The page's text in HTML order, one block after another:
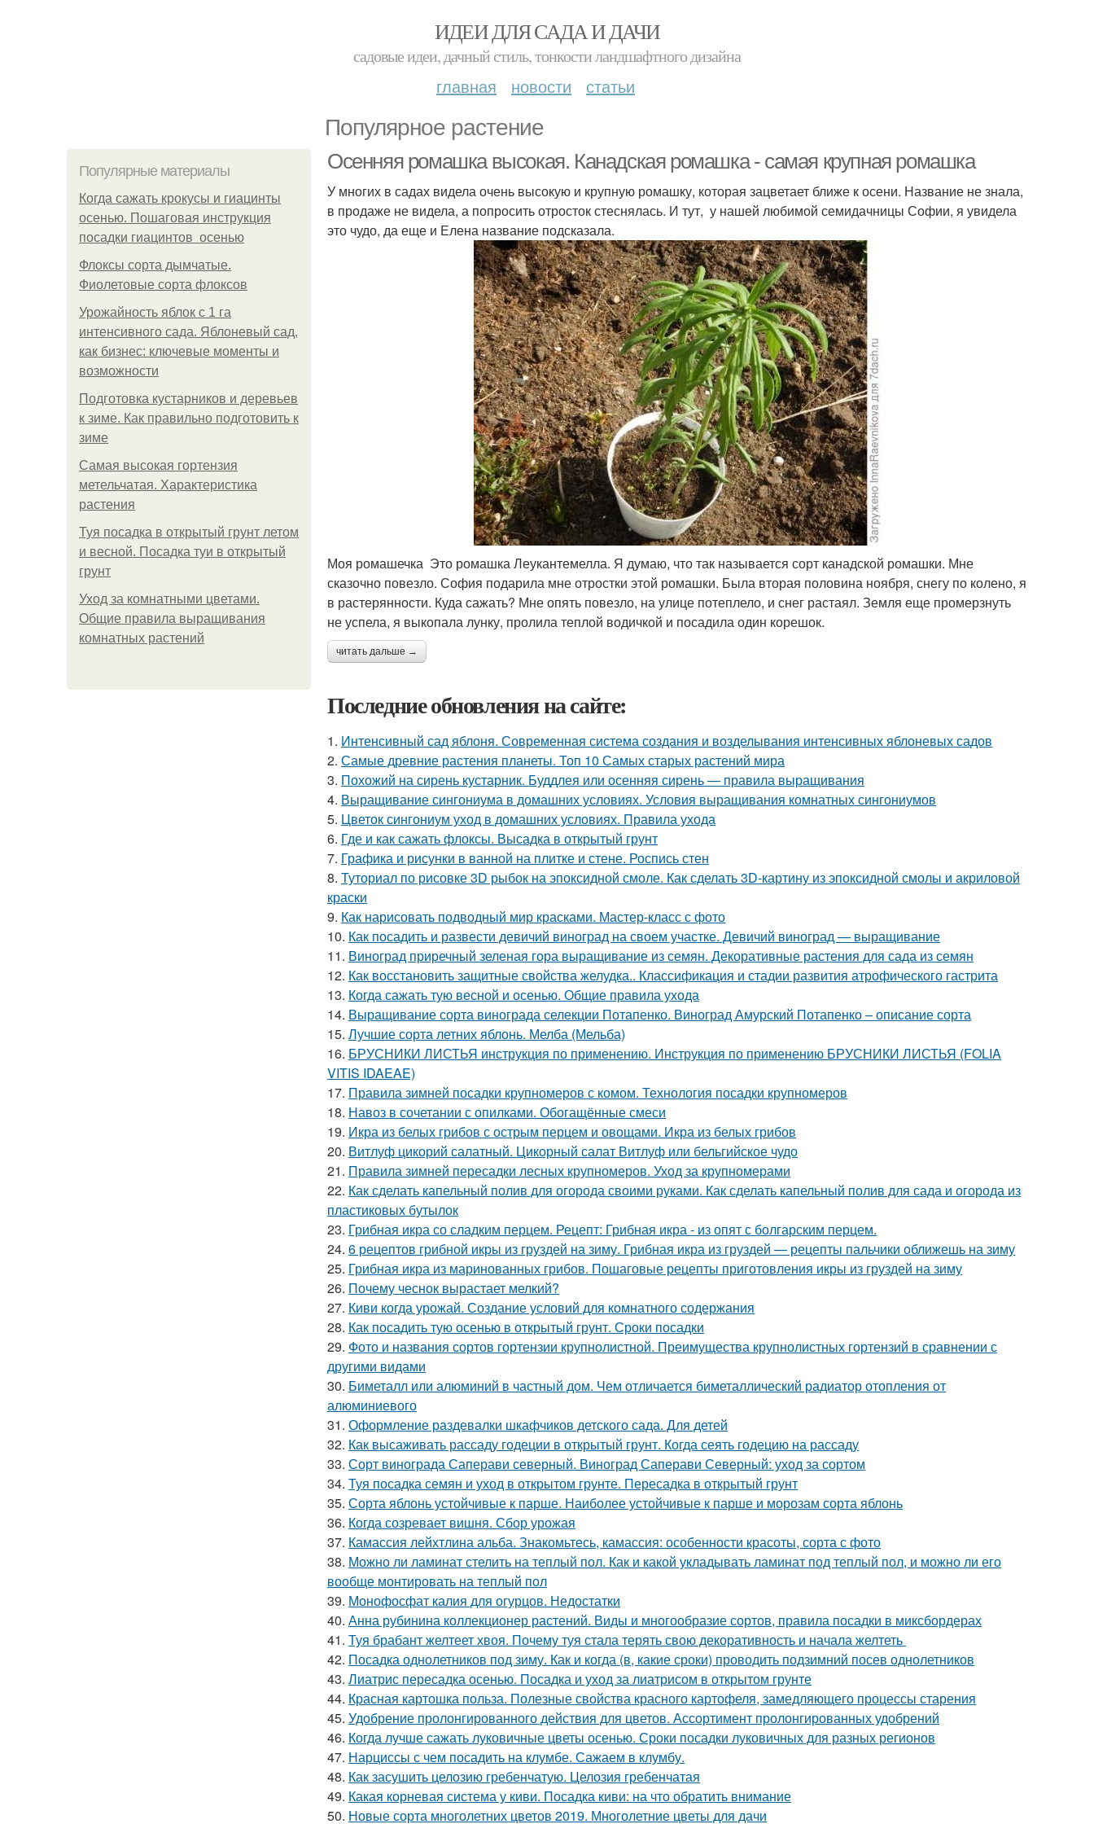
ИДЕИ ДЛЯ САДА И ДАЧИ
садовые идеи, дачный стиль, тонкости ландшафтного дизайна
главная новости статьи
Популярное растение
Популярные материалы
Когда сажать крокусы и гиацинты
осенью. Пошаговая инструкция
посадки гиацинтов осенью
Флоксы сорта дымчатые.
Фиолетовые сорта флоксов
Урожайность яблок с 1 га
интенсивного сада. Яблоневый сад,
как бизнес: ключевые моменты и
возможности
Подготовка кустарников и деревьев
к зиме. Как правильно подготовить к
зиме
Самая высокая гортензия
метельчатая. Характеристика
растения
Туя посадка в открытый грунт летом
и весной. Посадка туи в открытый
грунт
Уход за комнатными цветами.
Общие правила выращивания
комнатных растений
Осенняя ромашка высокая. Канадская ромашка - самая крупная ромашка
У многих в садах видела очень высокую и крупную ромашку, которая зацветает ближе к осени. Название не знала,
в продаже не видела, а попросить отросток стеснялась. И тут, у нашей любимой семидачницы Софии, я увидела
это чудо, да еще и Елена название подсказала.
Моя ромашечка Это ромашка Леукантемелла. Я думаю, что так называется сорт канадской ромашки. Мне
сказочно повезло. София подарила мне отростки этой ромашки. Была вторая половина ноября, снегу по колено, я
в растерянности. Куда сажать? Мне опять повезло, на улице потеплело, и снег растаял. Земля еще промерзнуть
не успела, я выкопала лунку, пролила теплой водичкой и посадила один корешок.
читать дальше →
Последние обновления на сайте:
1. Интенсивный сад яблоня. Современная система создания и возделывания интенсивных яблоневых садов
2. Самые древние растения планеты. Топ 10 Самых старых растений мира
3. Похожий на сирень кустарник. Буддлея или осенняя сирень — правила выращивания
4. Выращивание сингониума в домашних условиях. Условия выращивания комнатных сингониумов
5. Цветок сингониум уход в домашних условиях. Правила ухода
6. Где и как сажать флоксы. Высадка в открытый грунт
7. Графика и рисунки в ванной на плитке и стене. Роспись стен
8. Туториал по рисовке 3D рыбок на эпоксидной смоле. Как сделать 3D-картину из эпоксидной смолы и акриловой
краски
9. Как нарисовать подводный мир красками. Мастер-класс с фото
10. Как посадить и развести девичий виноград на своем участке. Девичий виноград — выращивание
11. Виноград приречный зеленая гора выращивание из семян. Декоративные растения для сада из семян
12. Как восстановить защитные свойства желудка.. Классификация и стадии развития атрофического гастрита
13. Когда сажать тую весной и осенью. Общие правила ухода
14. Выращивание сорта винограда селекции Потапенко. Виноград Амурский Потапенко – описание сорта
15. Лучшие сорта летних яблонь. Мелба (Мельба)
16. БРУСНИКИ ЛИСТЬЯ инструкция по применению. Инструкция по применению БРУСНИКИ ЛИСТЬЯ (FOLIA
VITIS IDAEAE)
17. Правила зимней посадки крупномеров с комом. Технология посадки крупномеров
18. Навоз в сочетании с опилками. Обогащённые смеси
19. Икра из белых грибов с острым перцем и овощами. Икра из белых грибов
20. Витлуф цикорий салатный. Цикорный салат Витлуф или бельгийское чудо
21. Правила зимней пересадки лесных крупномеров. Уход за крупномерами
22. Как сделать капельный полив для огорода своими руками. Как сделать капельный полив для сада и огорода из
пластиковых бутылок
23. Грибная икра со сладким перцем. Рецепт: Грибная икра - из опят с болгарским перцем.
24. 6 рецептов грибной икры из груздей на зиму. Грибная икра из груздей — рецепты пальчики оближешь на зиму
25. Грибная икра из маринованных грибов. Пошаговые рецепты приготовления икры из груздей на зиму
26. Почему чеснок вырастает мелкий?
27. Киви когда урожай. Создание условий для комнатного содержания
28. Как посадить тую осенью в открытый грунт. Сроки посадки
29. Фото и названия сортов гортензии крупнолистной. Преимущества крупнолистных гортензий в сравнении с
другими видами
30. Биметалл или алюминий в частный дом. Чем отличается биметаллический радиатор отопления от
алюминиевого
31. Оформление раздевалки шкафчиков детского сада. Для детей
32. Как высаживать рассаду годеции в открытый грунт. Когда сеять годецию на рассаду
33. Сорт винограда Саперави северный. Виноград Саперави Северный: уход за сортом
34. Туя посадка семян и уход в открытом грунте. Пересадка в открытый грунт
35. Сорта яблонь устойчивые к парше. Наиболее устойчивые к парше и морозам сорта яблонь
36. Когда созревает вишня. Сбор урожая
37. Камассия лейхтлина альба. Знакомьтесь, камассия: особенности красоты, сорта с фото
38. Можно ли ламинат стелить на теплый пол. Как и какой укладывать ламинат под теплый пол, и можно ли его
вообще монтировать на теплый пол
39. Монофосфат калия для огурцов. Недостатки
40. Анна рубинина коллекционер растений. Виды и многообразие сортов, правила посадки в миксбордерах
41. Туя брабант желтеет хвоя. Почему туя стала терять свою декоративность и начала желтеть
42. Посадка однолетников под зиму. Как и когда (в, какие сроки) проводить подзимний посев однолетников
43. Лиатрис пересадка осенью. Посадка и уход за лиатрисом в открытом грунте
44. Красная картошка польза. Полезные свойства красного картофеля, замедляющего процессы старения
45. Удобрение пролонгированного действия для цветов. Ассортимент пролонгированных удобрений
46. Когда лучше сажать луковичные цветы осенью. Сроки посадки луковичных для разных регионов
47. Нарциссы с чем посадить на клумбе. Сажаем в клумбу.
48. Как засушить целозию гребенчатую. Целозия гребенчатая
49. Какая корневая система у киви. Посадка киви: на что обратить внимание
50. Новые сорта многолетних цветов 2019. Многолетние цветы для дачи